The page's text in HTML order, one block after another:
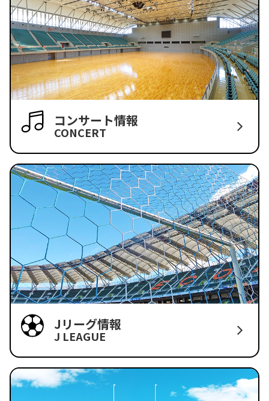
コンサート情報
CONCERT
Jリーグ情報
J LEAGUE